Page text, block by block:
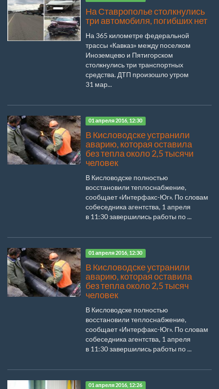
На Ставрополье столкнулись
три автомобиля, погибших нет
На 365 километре федеральной
трассы «Кавказ» между поселком
Иноземцево и Пятигорском
столкнулись три транспортных
средства. ДТП произошло утром
31 мар...
01 апреля 2016, 12:30
В Кисловодске устранили
аварию, которая оставила
без тепла около 2,5 тысячи
человек
В Кисловодске полностью
восстановили теплоснабжение,
сообщает «Интерфакс-Юг». По словам
собеседника агентства, 1 апреля
в 11:30 завершились работы по ...
01 апреля 2016, 12:30
В Кисловодске устранили
аварию, которая оставила
без тепла около 2,5 тысяч
человек
В Кисловодске полностью
восстановили теплоснабжение,
сообщает «Интерфакс-Юг». По словам
собеседника агентства, 1 апреля
в 11:30 завершились работы по ...
01 апреля 2016, 12:26